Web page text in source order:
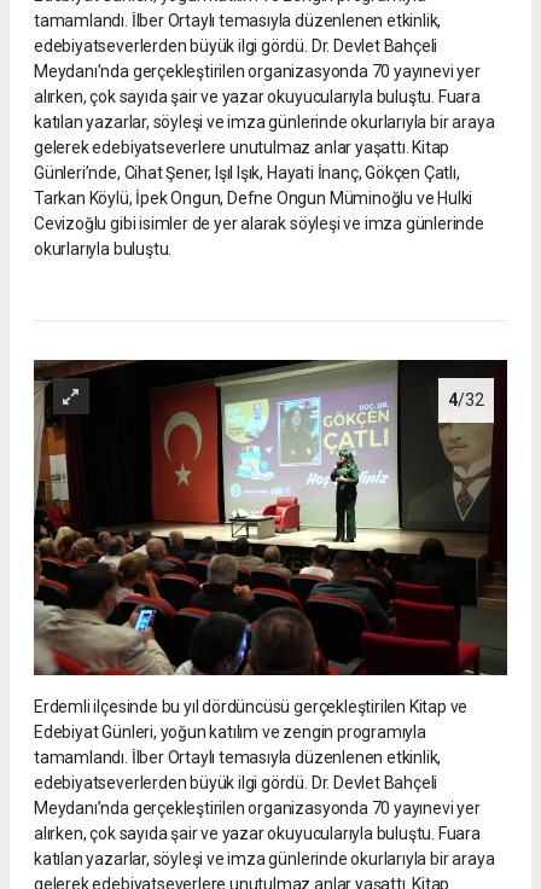
tamamlandı. İlber Ortaylı temasıyla düzenlenen etkinlik,
edebiyatseverlerden büyük ilgi gördü. Dr. Devlet Bahçeli
Meydanı’nda gerçekleştirilen organizasyonda 70 yayınevi yer
alırken, çok sayıda şair ve yazar okuyucularıyla buluştu. Fuara
katılan yazarlar, söyleşi ve imza günlerinde okurlarıyla bir araya
gelerek edebiyatseverlere unutulmaz anlar yaşattı. Kitap
Günleri’nde, Cihat Şener, Işıl Işık, Hayati İnanç, Gökçen Çatlı,
Tarkan Köylü, İpek Ongun, Defne Ongun Müminoğlu ve Hulki
Cevizoğlu gibi isimler de yer alarak söyleşi ve imza günlerinde
okurlarıyla buluştu.
4/32
Erdemli ilçesinde bu yıl dördüncüsü gerçekleştirilen Kitap ve
Edebiyat Günleri, yoğun katılım ve zengin programıyla
tamamlandı. İlber Ortaylı temasıyla düzenlenen etkinlik,
edebiyatseverlerden büyük ilgi gördü. Dr. Devlet Bahçeli
Meydanı’nda gerçekleştirilen organizasyonda 70 yayınevi yer
alırken, çok sayıda şair ve yazar okuyucularıyla buluştu. Fuara
katılan yazarlar, söyleşi ve imza günlerinde okurlarıyla bir araya
gelerek edebiyatseverlere unutulmaz anlar yaşattı. Kitap